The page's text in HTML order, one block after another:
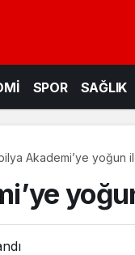
SPOR SAĞLIK
Akademi’ye yoğun